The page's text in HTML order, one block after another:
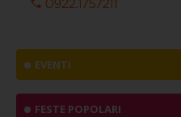
EVENTI
FESTE POPOLARI